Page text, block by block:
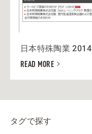
日本特殊陶業 2014
READ MORE
タグで探す